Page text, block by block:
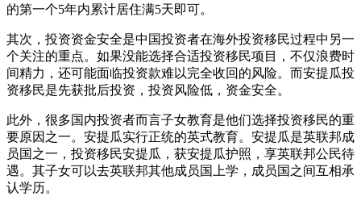
的第一个5年内累计居住满5天即可。
其次，投资资金安全是中国投资者在海外投资移民过程中另一
个关注的重点。如果没能选择合适投资移民项目，不仅浪费时
间精力，还可能面临投资款难以完全收回的风险。而安提瓜投
资移民是先获批后投资，投资风险低，资金安全。
此外，很多国内投资者而言子女教育是他们选择投资移民的重
要原因之一。安提瓜实行正统的英式教育。安提瓜是英联邦成
员国之一，投资移民安提瓜，获安提瓜护照，享英联邦公民待
遇。其子女可以去英联邦其他成员国上学，成员国之间互相承
认学历。